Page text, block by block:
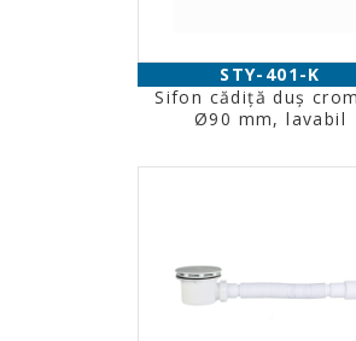
STY-401-K
Sifon cădiţă duş
Ø90 mm, lavabil